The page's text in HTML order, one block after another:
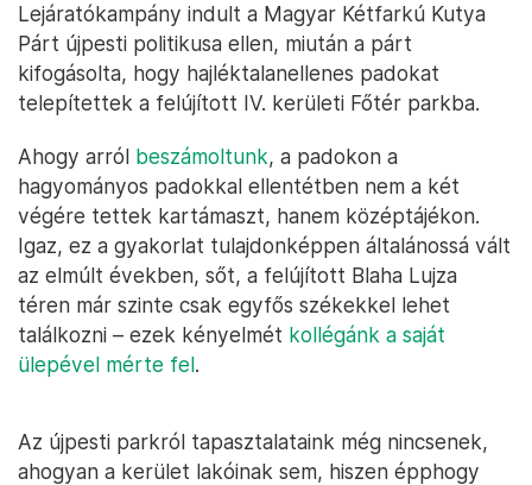
Lejáratókampány indult a Magyar Kétfarkú Kutya
Párt újpesti politikusa ellen, miután a párt
kifogásolta, hogy hajléktalanellenes padokat
telepítettek a felújított IV. kerületi Főtér parkba.
Ahogy arról beszámoltunk, a padokon a
hagyományos padokkal ellentétben nem a két
végére tettek kartámaszt, hanem középtájékon.
Igaz, ez a gyakorlat tulajdonképpen általánossá vált
az elmúlt években, sőt, a felújított Blaha Lujza
téren már szinte csak egyfős székekkel lehet
találkozni – ezek kényelmét kollégánk a saját
ülepével mérte fel.
Az újpesti parkról tapasztalataink még nincsenek,
ahogyan a kerület lakóinak sem, hiszen épphogy